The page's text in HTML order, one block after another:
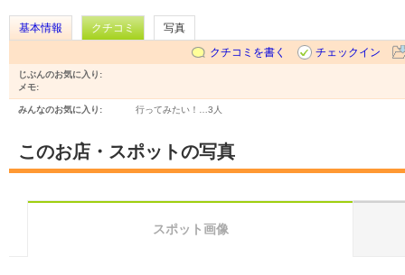
基本情報 クチコミ
写真
クチコミを書く
チェックイン
じぶんのお気に入り:
メモ:
みんなのお気に入り: 行ってみたい！… 3人
このお店・スポットの写真
スポット画像